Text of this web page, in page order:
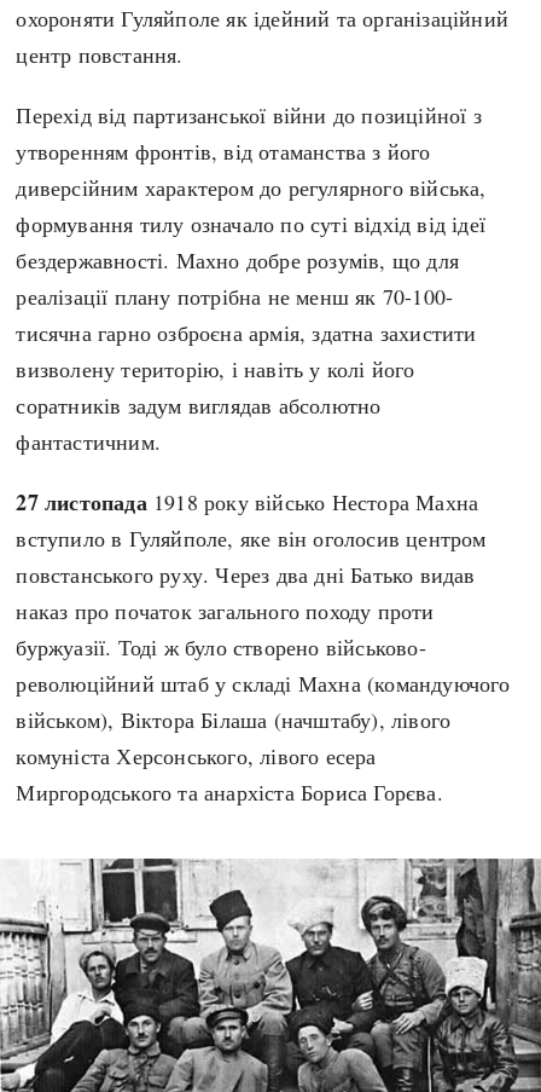
охороняти Гуляйполе як ідейний та організаційний
центр повстання.
Перехід від партизанської війни до позиційної з
утворенням фронтів, від отаманства з його
диверсійним характером до регулярного війська,
формування тилу означало по суті відхід від ідеї
бездержавності. Махно добре розумів, що для
реалізації плану потрібна не менш як 70-100-
тисячна гарно озброєна армія, здатна захистити
визволену територію, і навіть у колі його
соратників задум виглядав абсолютно
фантастичним.
27 листопада 1918 року військо Нестора Махна
вступило в Гуляйполе, яке він оголосив центром
повстанського руху. Через два дні Батько видав
наказ про початок загального походу проти
буржуазії. Тоді ж було створено військово-
революційний штаб у складі Махна (командуючого
військом), Віктора Білаша (начштабу), лівого
комуніста Херсонського, лівого есера
Миргородського та анархіста Бориса Горєва.